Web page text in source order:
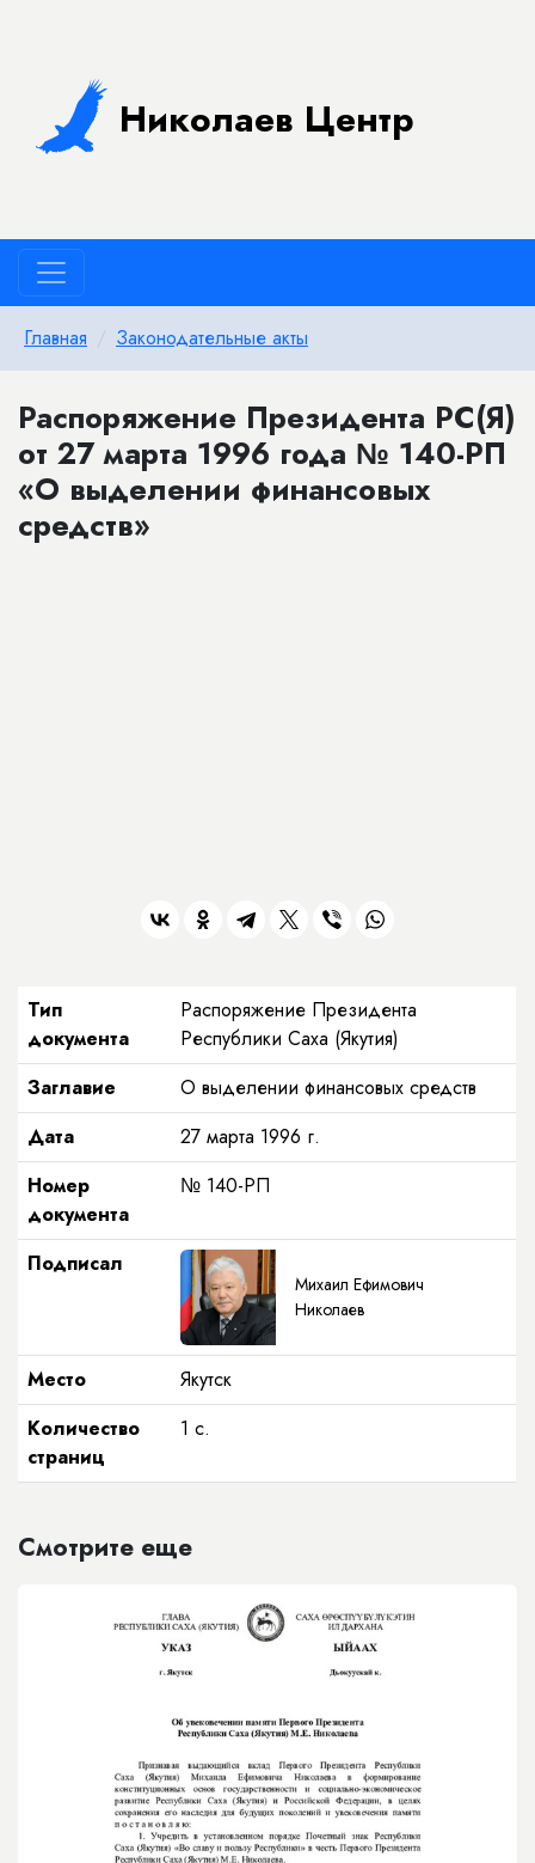
Николаев Центр
Главная Законодательные акты
Распоряжение Президента РС(Я)
от 27 марта 1996 года № 140-РП
«О выделении финансовых
средств»
Тип
документа
Распоряжение Президента
Республики Саха (Якутия)
Заглавие
О выделении финансовых средств
Дата
27 марта 1996 г.
Номер
документа
№ 140-РП
Подписал
Михаил Ефимович
Николаев
Место
Якутск
Количество
страниц
1 с.
Смотрите еще